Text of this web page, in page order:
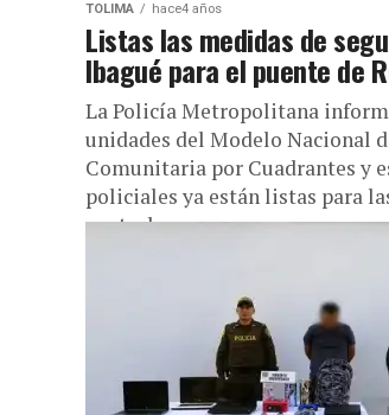
TOLIMA hace4 años
Listas las medidas de
Ibagué para el puente de
La Policía Metropolitana
unidades del Modelo Nacional
Comunitaria por Cuadrantes y
policiales ya están listas para
control...